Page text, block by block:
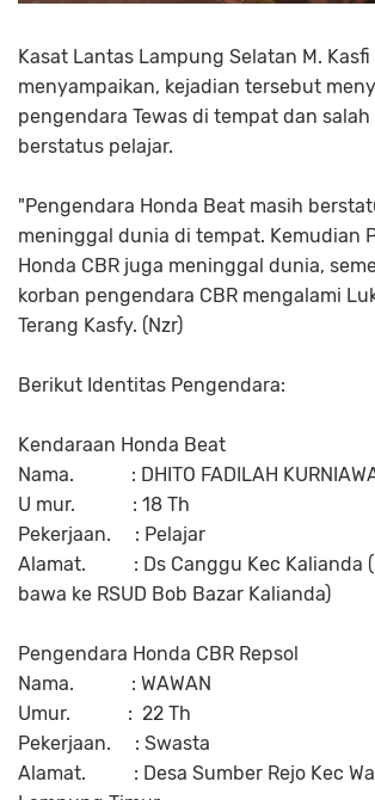
Kasat Lantas Lampung Selatan M.
menyampaikan, kejadian tersebut
pengendara Tewas di tempat dan
berstatus pelajar.
"Pengendara Honda Beat masih
meninggal dunia di tempat. Kemudian
Honda CBR juga meninggal dunia,
korban pengendara CBR mengalami
Terang Kasfy. (Nzr)
Berikut Identitas Pengendara:
Kendaraan Honda Beat
Nama. : DHITO FADILAH
U mur. : 18 Th
Pekerjaan. : Pelajar
Alamat. : Ds Canggu Kec Kalianda (
bawa ke RSUD Bob Bazar Kalianda)
Pengendara Honda CBR Repsol
Nama. : WAWAN
Umur. : 22 Th
Pekerjaan. : Swasta
Alamat. : Desa Sumber Rejo Kec